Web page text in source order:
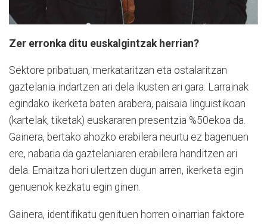
Zer erronka ditu euskalgintzak herrian?
Sektore pribatuan, merkataritzan eta ostalaritzan
gaztelania indartzen ari dela ikusten ari gara. Larrainak
egindako ikerketa baten arabera, paisaia linguistikoan
(kartelak, tiketak) euskararen presentzia %50ekoa da.
Gainera, bertako ahozko erabilera neurtu ez bagenuen
ere, nabaria da gaztelaniaren erabilera handitzen ari
dela. Emaitza hori ulertzen dugun arren, ikerketa egin
genuenok kezkatu egin ginen.
Gainera, identifikatu genituen horren oinarrian faktore